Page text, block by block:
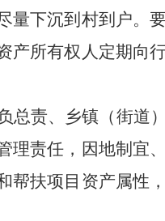
下沉到村到户。
产所有权人定期向
总责、乡镇（街道
理责任，因地制宜
扶项目资产属性